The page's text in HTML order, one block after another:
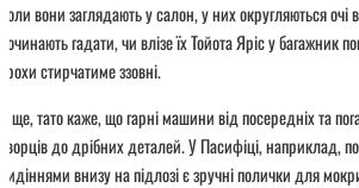
коли вони заглядають у салон, у них округляються очі
починають гадати, чи влізе їх Тойота Яріс у багажник
трохи стирчатиме ззовні.
А ще, тато каже, що гарні машини від посередніх та
творців до дрібних деталей. У Пасифіці, наприклад,
сидіннями внизу на підлозі є зручні полички для